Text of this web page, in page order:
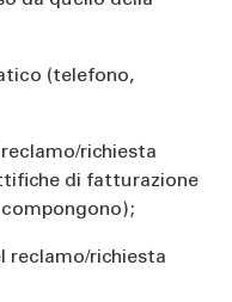
(telefono,
richiesta
di fatturazione
compongono);
reclamo/richiesta